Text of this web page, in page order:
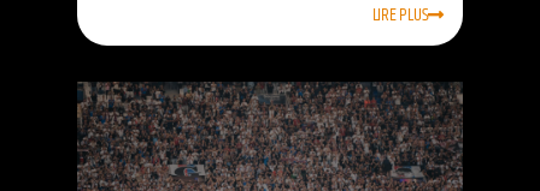
LIRE PLUS